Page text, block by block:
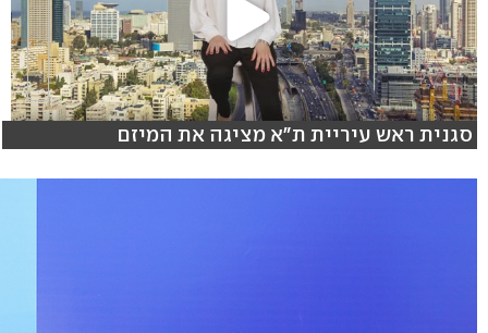
סגנית ראש עיריית ת"א מציגה את המיזם